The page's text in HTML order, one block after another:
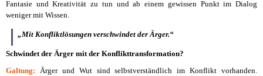
Fantasie und Kreativität zu tun und ab einem gewissen Punkt im Dialog
weniger mit Wissen.
„Mit Konfliktlösungen verschwindet der Ärger.“
Schwindet der Ärger mit der Konflikttransformation?
Galtung: Ärger und Wut sind selbstverständlich im Konflikt vorhanden.